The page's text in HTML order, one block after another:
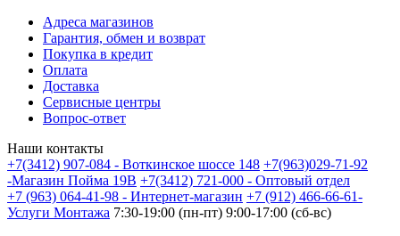
Адреса магазинов
Гарантия, обмен и возврат
Покупка в кредит
Оплата
Доставка
Сервисные центры
Вопрос-ответ
Наши контакты
+7(3412) 907-084 - Воткинское шоссе 148 +7(963)029-71-92
-Магазин Пойма 19В +7(3412) 721-000 - Оптовый отдел
+7 (963) 064-41-98 - Интернет-магазин +7 (912) 466-66-61-
Услуги Монтажа 7:30-19:00 (пн-пт) 9:00-17:00 (сб-вс)